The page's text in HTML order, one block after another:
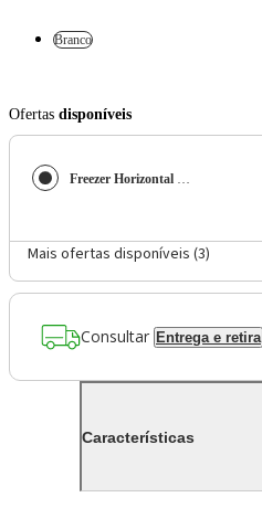
Branco
Ofertas disponíveis
Freezer Horizontal Consul CHA31MB 307L Branco Super Frio Porta com Chave
Mais ofertas disponíveis (3)
Consultar Entrega e retira
Características